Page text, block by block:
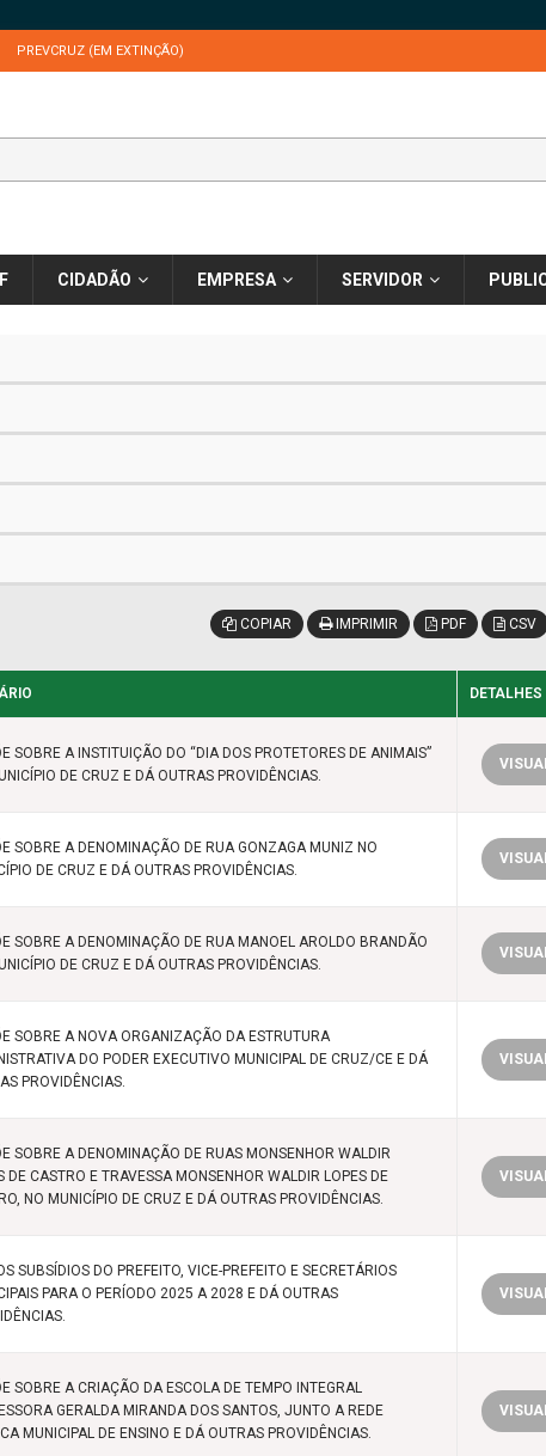
PREVCRUZ (EM EXTINÇÃO)
CIDADÃO EMPRESA SERVIDOR
COPIAR IMPRIMIR PDF CSV
DETALHES
SOBRE A INSTITUIÇÃO DO “DIA DOS PROTETORES DE ANIMAIS”
DE CRUZ E DÁ OUTRAS PROVIDÊNCIAS.
SOBRE A DENOMINAÇÃO DE RUA GONZAGA MUNIZ NO
DE CRUZ E DÁ OUTRAS PROVIDÊNCIAS.
SOBRE A DENOMINAÇÃO DE RUA MANOEL AROLDO BRANDÃO
DE CRUZ E DÁ OUTRAS PROVIDÊNCIAS.
SOBRE A NOVA ORGANIZAÇÃO DA ESTRUTURA
DO PODER EXECUTIVO MUNICIPAL DE CRUZ/CE E DÁ
PROVIDÊNCIAS.
SOBRE A DENOMINAÇÃO DE RUAS MONSENHOR WALDIR
DE CASTRO E TRAVESSA MONSENHOR WALDIR LOPES DE
NO MUNICÍPIO DE CRUZ E DÁ OUTRAS PROVIDÊNCIAS.
SUBSÍDIOS DO PREFEITO, VICE-PREFEITO E SECRETÁRIOS
PARA O PERÍODO 2025 A 2028 E DÁ OUTRAS
SOBRE A CRIAÇÃO DA ESCOLA DE TEMPO INTEGRAL
GERALDA MIRANDA DOS SANTOS, JUNTO A REDE
MUNICIPAL DE ENSINO E DÁ OUTRAS PROVIDÊNCIAS.